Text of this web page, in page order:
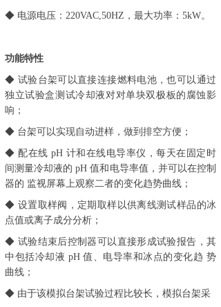
◆ 电源电压：220VAC,50HZ，最大功率：5kW。
功能特性
◆ 试验台架可以直接连接燃料电池，也可以通过
独立试验盒测试冷却液对对单块双极板的腐蚀影
响；
◆ 台架可以实现自动进样，做到排空方便；
◆ 配在线 pH 计和在线电导率仪，每天在固定时
间测量冷却液的 pH 值和电导率值，并可以在控制
器的 监视屏幕上观察二者的变化趋势曲线；
◆ 设置取样阀，定期取样以供离线测试样品的冰
点值或离子成分分析；
◆ 试验结束后控制器可以直接形成试验报告，其
中包括冷却液 pH 值、电导率和冰点的变化趋 势
曲线；
◆ 由于该模拟台架试验过程比较长，模拟台架采